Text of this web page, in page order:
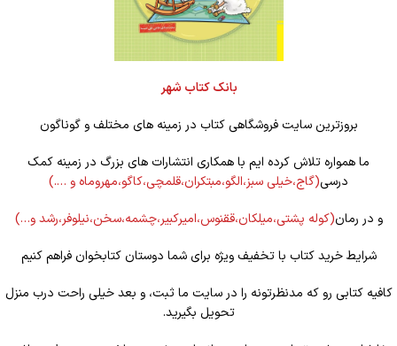
بانک کتاب شهر
بروزترین سایت فروشگاهی کتاب در زمینه های مختلف و گوناگون
ما همواره تلاش کرده ایم با همکاری انتشارات های بزرگ در زمینه کمک
درسی(گاج،خیلی سبز،الگو،مبتکران،قلمچی،کاگو،مهروماه و ….)
و در رمان(کوله پشتی،میلکان،ققنوس،امیرکبیر،چشمه،سخن،نیلوفر،رشد و…)
شرایط خرید کتاب با تخفیف ویژه برای شما دوستان کتابخوان فراهم کنیم
کافیه کتابی رو که مدنظرتونه را در سایت ما ثبت، و بعد خیلی راحت درب منزل
تحویل بگیرید.